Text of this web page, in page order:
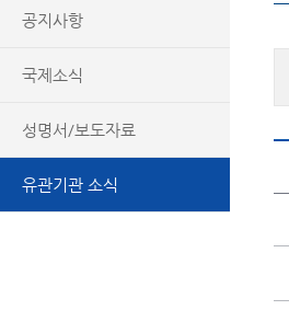
공지사항
국제소식
성명서/보도자료
유관기관 소식